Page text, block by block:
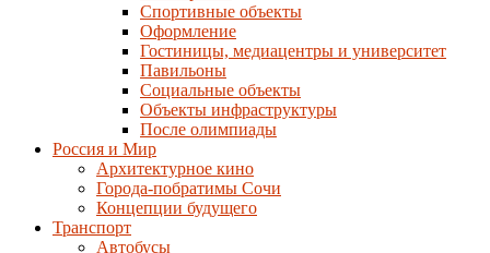
Спортивные объекты
Оформление
Гостиницы, медиацентры и университет
Павильоны
Социальные объекты
Объекты инфраструктуры
После олимпиады
Россия и Мир
Архитектурное кино
Города-побратимы Сочи
Концепции будущего
Транспорт
Автобусы